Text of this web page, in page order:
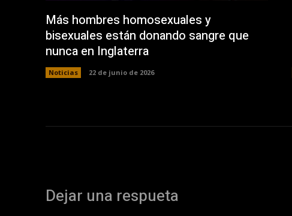
Más hombres homosexuales y
bisexuales están donando sangre que
nunca en Inglaterra
Noticias 22 de junio de 2026
Dejar una respueta